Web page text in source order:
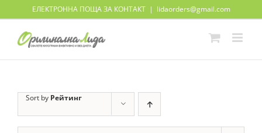
ЕЛЕКТРОННА ПОЩА ЗА КОНТАКТ | lidaorders@gmail.com
Sort by Рейтинг